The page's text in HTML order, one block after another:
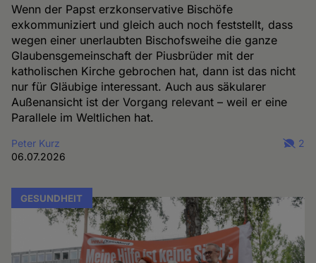
Wenn der Papst erzkonservative Bischöfe
exkommuniziert und gleich auch noch feststellt, dass
wegen einer unerlaubten Bischofsweihe die ganze
Glaubensgemeinschaft der Piusbrüder mit der
katholischen Kirche gebrochen hat, dann ist das nicht
nur für Gläubige interessant. Auch aus säkularer
Außenansicht ist der Vorgang relevant – weil er eine
Parallele im Weltlichen hat.
Peter Kurz
06.07.2026
2
GESUNDHEIT